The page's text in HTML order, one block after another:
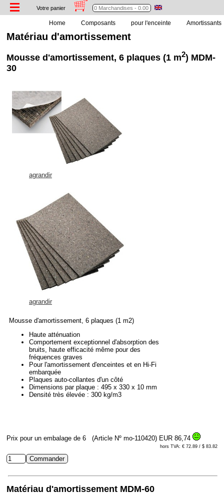
Votre panier
Home Composants pour l'enceinte Amortissants
Matériau d'amortissement
Mousse d'amortissement, 6 plaques (1 m2) MDM-
30
agrandir
agrandir
Mousse d'amortissement, 6 plaques (1 m2)
Haute atténuation
Comportement exceptionnel d'absorption des
bruits, haute efficacité même pour des
fréquences graves
Pour l'amortissement d'enceintes et en Hi-Fi
embarquée
Plaques auto-collantes d'un côté
Dimensions par plaque : 495 x 330 x 10 mm
Densité très élevée : 300 kg/m3
Prix pour un embalage de 6 (Article Nº mo-110420) EUR 86,74
hors TVA: € 72.89 / $ 83.82
Matériau d'amortissement MDM-60